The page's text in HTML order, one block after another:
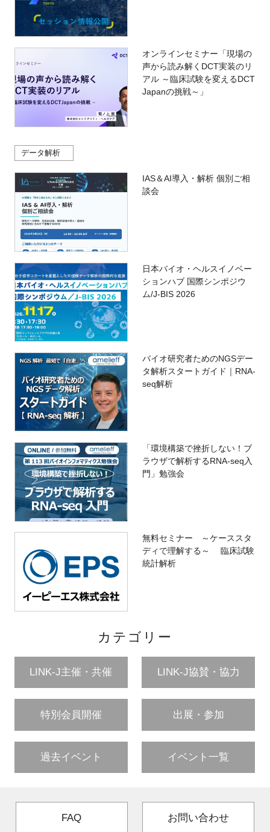
オンラインセミナー「現場の
声から読み解くDCT実装のリ
アル ～臨床試験を変えるDCT
Japanの挑戦～」
データ解析
IAS＆AI導入・解析 個別ご相
談会
日本バイオ・ヘルスイノベー
ションハブ 国際シンポジウ
ム/J-BIS 2026
バイオ研究者ためのNGSデー
タ解析スタートガイド｜RNA-
seq解析
「環境構築で挫折しない！ブ
ラウザで解析するRNA-seq入
門」勉強会
無料セミナー ～ケーススタ
ディで理解する～ 臨床試験
統計解析
カテゴリー
LINK-J主催・共催 LINK-J協賛・協力
特別会員開催 出展・参加
過去イベント イベント一覧
FAQ お問い合わせ